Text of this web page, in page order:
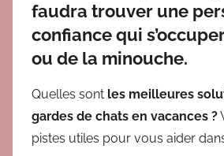
faudra trouver une
confiance qui
ou de la minouche.
Quelles sont les meilleures
gardes de chats en vacances ?
pistes utiles pour vous aider